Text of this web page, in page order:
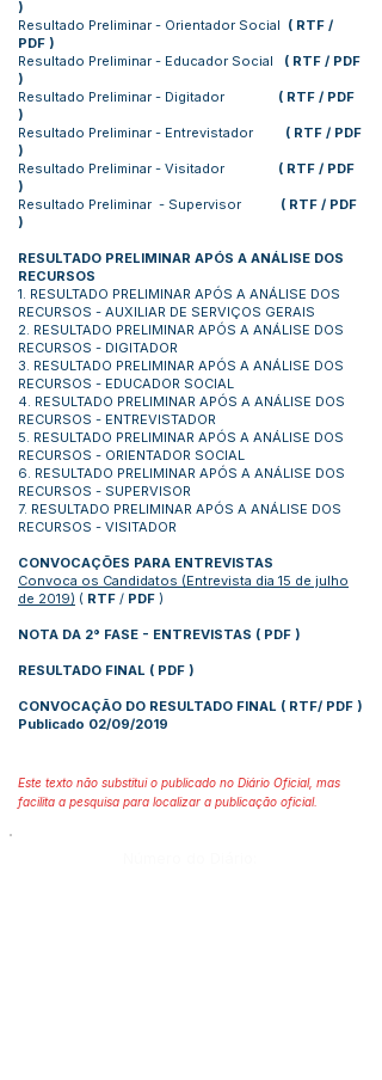
)
Resultado Preliminar - Orientador Social ( RTF /
PDF )
Resultado Preliminar - Educador Social
( RTF / PDF
)
Resultado Preliminar - Digitador ( RTF / PDF
)
Resultado Preliminar - Entrevistador
( RTF / PDF
)
Resultado Preliminar - Visitador ( RTF / PDF
)
Resultado Preliminar - Supervisor
( RTF / PDF
)
RESULTADO PRELIMINAR APÓS A ANÁLISE DOS
RECURSOS
1. RESULTADO PRELIMINAR APÓS A ANÁLISE DOS
RECURSOS - AUXILIAR DE SERVIÇOS GERAIS
2. RESULTADO PRELIMINAR APÓS A ANÁLISE DOS
RECURSOS - DIGITADOR
3. RESULTADO PRELIMINAR APÓS A ANÁLISE DOS
RECURSOS - EDUCADOR SOCIAL
4. RESULTADO PRELIMINAR APÓS A ANÁLISE DOS
RECURSOS - ENTREVISTADOR
5. RESULTADO PRELIMINAR APÓS A ANÁLISE DOS
RECURSOS - ORIENTADOR SOCIAL
6. RESULTADO PRELIMINAR APÓS A ANÁLISE DOS
RECURSOS - SUPERVISOR
7. RESULTADO PRELIMINAR APÓS A ANÁLISE DOS
RECURSOS - VISITADOR
CONVOCAÇÕES PARA ENTREVISTAS
Convoca os Candidatos (Entrevista dia 15 de julho
de 2019) ( RTF / PDF )
NOTA DA 2° FASE - ENTREVISTAS ( PDF )
RESULTADO FINAL ( PDF )
CONVOCAÇÃO DO RESULTADO FINAL ( RTF/ PDF )
Publicado 02/09/2019
Este texto não substitui o publicado no Diário Oficial, mas
facilita a pesquisa para localizar a publicação oficial.